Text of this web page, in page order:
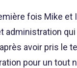
fois Mike et
administration
après avoir pris
pour un tout